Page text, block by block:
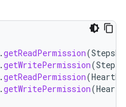
.getReadPermission(
.getWritePermission(
.getReadPermission(
.getWritePermission(